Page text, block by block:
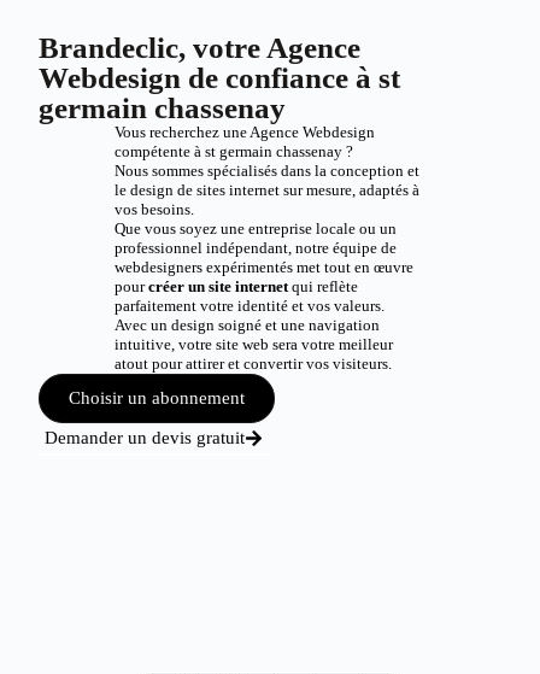
Brandeclic, votre Agence
Webdesign de confiance à st
germain chassenay
Vous recherchez une Agence Webdesign
compétente à st germain chassenay ?
Nous sommes spécialisés dans la conception et
le design de sites internet sur mesure, adaptés à
vos besoins.
Que vous soyez une entreprise locale ou un
professionnel indépendant, notre équipe de
webdesigners expérimentés met tout en œuvre
pourcréer un site internetqui reflète
parfaitement votre identité et vos valeurs.
Avec un design soigné et une navigation
intuitive, votre site web sera votre meilleur
atout pour attirer et convertir vos visiteurs.
Choisir un abonnement
Demander un devis gratuit